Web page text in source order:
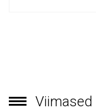
Viimased